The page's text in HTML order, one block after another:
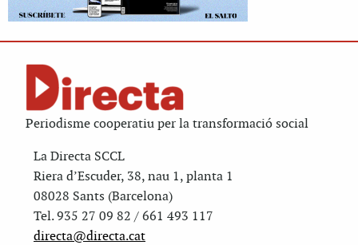
Periodisme cooperatiu per la transformació social
La Directa SCCL
Riera d’Escuder, 38, nau 1, planta 1
08028 Sants (Barcelona)
Tel. 935 27 09 82 / 661 493 117
directa@directa.cat